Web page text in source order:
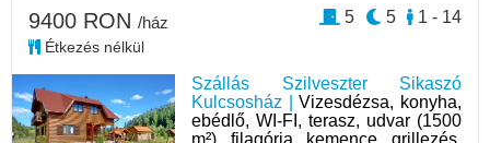
Szállás Szilveszter Sikaszó
Kulcsosház |Vizesdézsa, konyha,
ebédlő, WI-FI, terasz, udvar (1500
m²), filagória, kemence, grillezés,
9400 RON /ház
Étkezés nélkül
1 - 14
5
5